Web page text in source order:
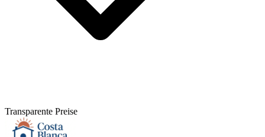
Transparente Preise